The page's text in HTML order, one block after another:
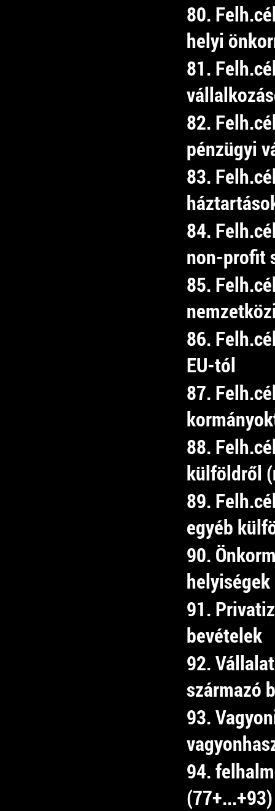
80.
helyi
81.
82.
pénzügyi
83.
84.
non-profit
85.
86.
EU-tól
87.
88.
külföldről
89.
egyéb
90.
91.
bevételek
92.
származó
93.
94.
(77+...+93)